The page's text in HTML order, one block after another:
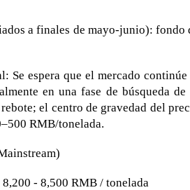
a finales de mayo-junio):
Se espera que el mercado
en una fase de búsqueda
el centro de gravedad del
RMB/tonelada.
- 8,500 RMB / tonelada